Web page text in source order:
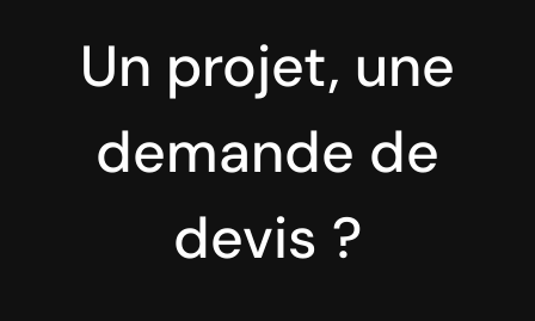
Un projet, une
demande de
devis ?